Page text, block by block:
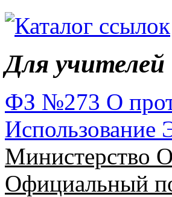
Для
ФЗ №273 О
Использование
Министерство
Официальный